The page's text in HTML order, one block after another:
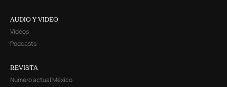
AUDIO Y VIDEO
Videos
Podcasts
REVISTA
Número actual México